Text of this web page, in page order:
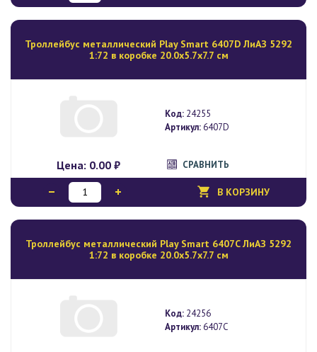
Троллейбус металлический Play Smart 6407D ЛиАЗ 5292
1:72 в коробке 20.0х5.7х7.7 см
Цена: 0.00 ₽
Код: 24255
Артикул: 6407D
СРАВНИТЬ
В КОРЗИНУ
Троллейбус металлический Play Smart 6407C ЛиАЗ 5292
1:72 в коробке 20.0х5.7х7.7 см
Код: 24256
Артикул: 6407C